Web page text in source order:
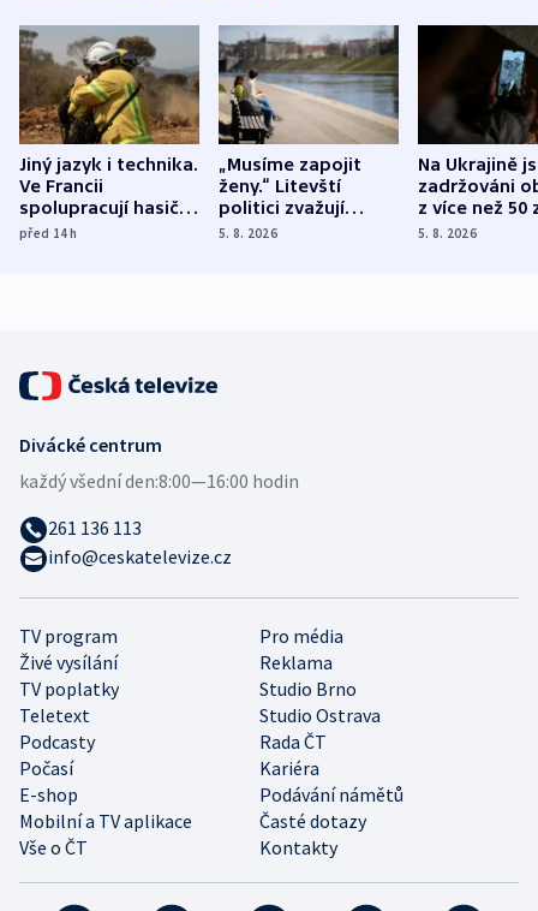
Jiný jazyk i technika.
Ve Francii
spolupracují hasiči z
různých zemí
před 14h
„Musíme zapojit
ženy.“ Litevští
politici zvažují
dohodu o
5. 8. 2026
Na Ukrajině
zadržováni
z více než 50
Bojovali na
5. 8. 2026
TV program
Pro média
Živé vysílání
Reklama
TV poplatky
Studio Brno
Teletext
Studio Ostrava
Podcasty
Rada ČT
Počasí
Kariéra
E-shop
Podávání námětů
Mobilní a TV aplikace
Časté dotazy
Vše o ČT
Kontakty
Divácké centrum
každý všední den:8:00—16:00 hodin
261 136 113
info@ceskatelevize.cz